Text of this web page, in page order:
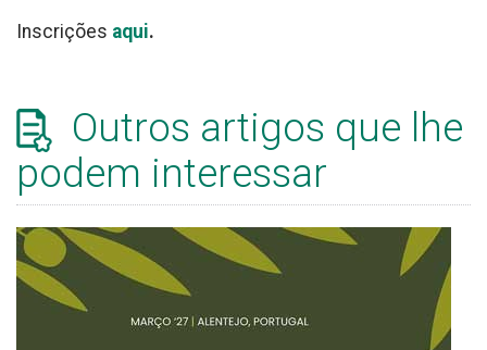
Inscrições aqui.
Outros artigos que lhe
podem interessar